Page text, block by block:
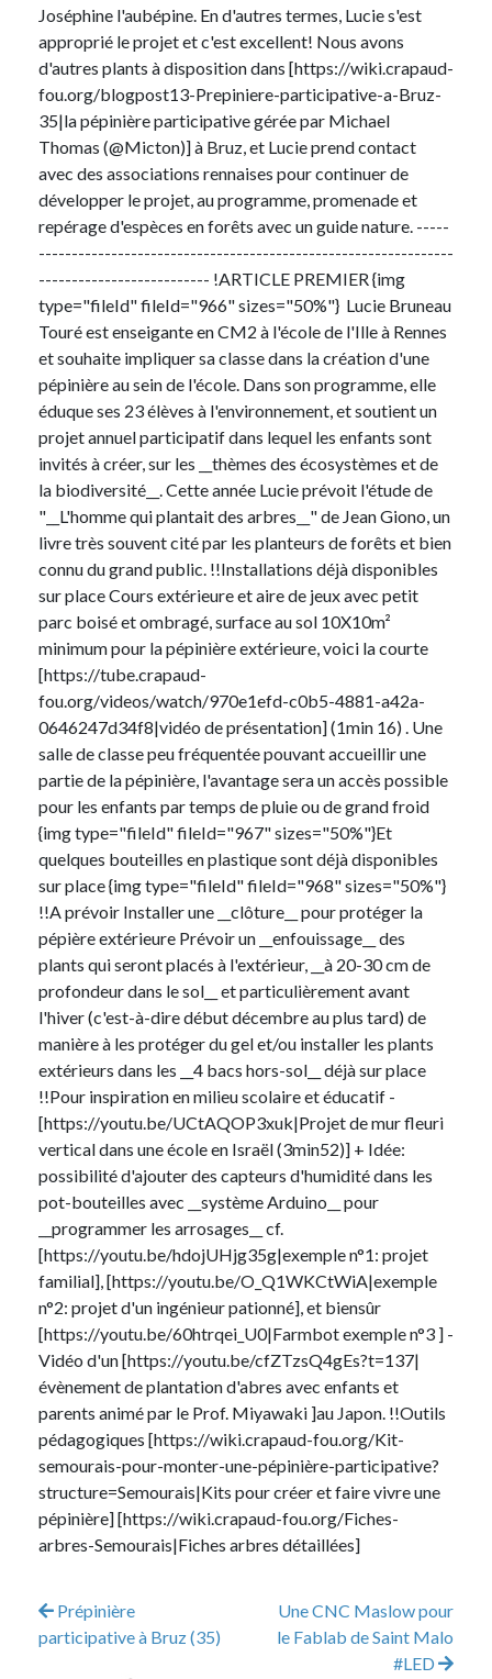
Joséphine l'aubépine. En d'autres termes, Lucie s'est
approprié le projet et c'est excellent! Nous avons
d'autres plants à disposition dans [https://wiki.crapaud-
fou.org/blogpost13-Prepiniere-participative-a-Bruz-
35|la pépinière participative gérée par Michael
Thomas (@Micton)] à Bruz, et Lucie prend contact
avec des associations rennaises pour continuer de
développer le projet, au programme, promenade et
repérage d'espèces en forêts avec un guide nature. -----
---------------------------------------------------------------
-------------------------- !ARTICLE PREMIER {img
type="fileId" fileId="966" sizes="50%"} Lucie Bruneau
Touré est enseigante en CM2 à l'école de l'Ille à Rennes
et souhaite impliquer sa classe dans la création d'une
pépinière au sein de l'école. Dans son programme, elle
éduque ses 23 élèves à l'environnement, et soutient un
projet annuel participatif dans lequel les enfants sont
invités à créer, sur les __thèmes des écosystèmes et de
la biodiversité__. Cette année Lucie prévoit l'étude de
"__L'homme qui plantait des arbres__" de Jean Giono, un
livre très souvent cité par les planteurs de forêts et bien
connu du grand public. !!Installations déjà disponibles
sur place Cours extérieure et aire de jeux avec petit
parc boisé et ombragé, surface au sol 10X10m²
minimum pour la pépinière extérieure, voici la courte
[https://tube.crapaud-
fou.org/videos/watch/970e1efd-c0b5-4881-a42a-
0646247d34f8|vidéo de présentation] (1min 16) . Une
salle de classe peu fréquentée pouvant accueillir une
partie de la pépinière, l'avantage sera un accès possible
pour les enfants par temps de pluie ou de grand froid
{img type="fileId" fileId="967" sizes="50%"}Et
quelques bouteilles en plastique sont déjà disponibles
sur place {img type="fileId" fileId="968" sizes="50%"}
!!A prévoir Installer une __clôture__ pour protéger la
pépière extérieure Prévoir un __enfouissage__ des
plants qui seront placés à l'extérieur, __à 20-30 cm de
profondeur dans le sol__ et particulièrement avant
l'hiver (c'est-à-dire début décembre au plus tard) de
manière à les protéger du gel et/ou installer les plants
extérieurs dans les __4 bacs hors-sol__ déjà sur place
!!Pour inspiration en milieu scolaire et éducatif -
[https://youtu.be/UCtAQOP3xuk|Projet de mur fleuri
vertical dans une école en Israël (3min52)] + Idée:
possibilité d'ajouter des capteurs d'humidité dans les
pot-bouteilles avec __système Arduino__ pour
__programmer les arrosages__ cf.
[https://youtu.be/hdojUHjg35g|exemple n°1: projet
familial], [https://youtu.be/O_Q1WKCtWiA|exemple
n°2: projet d'un ingénieur pationné], et biensûr
[https://youtu.be/60htrqei_U0|Farmbot exemple n°3 ] -
Vidéo d'un [https://youtu.be/cfZTzsQ4gEs?t=137|
évènement de plantation d'abres avec enfants et
parents animé par le Prof. Miyawaki ]au Japon. !!Outils
pédagogiques [https://wiki.crapaud-fou.org/Kit-
semourais-pour-monter-une-pépinière-participative?
structure=Semourais|Kits pour créer et faire vivre une
pépinière] [https://wiki.crapaud-fou.org/Fiches-
arbres-Semourais|Fiches arbres détaillées]
Prépinière
participative à Bruz (35)
Une CNC Maslow pour
le Fablab de Saint Malo
#LED